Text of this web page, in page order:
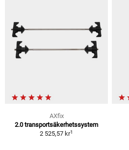
AXfix
2.0 transportsäkerhetssystem
2 525,57 kr1